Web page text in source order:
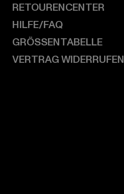
RETOURENCENTER
HILFE/FAQ
GRÖSSENTABELLE
VERTRAG WIDERRUFEN